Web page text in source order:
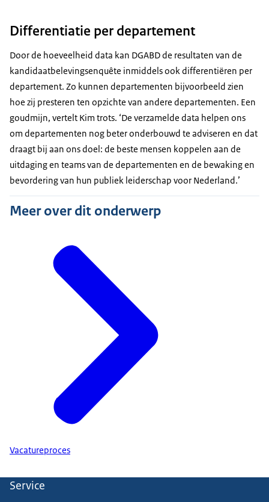
Differentiatie per departement
Door de hoeveelheid data kan DGABD de resultaten van de
kandidaatbelevingsenquête inmiddels ook differentiëren per
departement. Zo kunnen departementen bijvoorbeeld zien
hoe zij presteren ten opzichte van andere departementen. Een
goudmijn, vertelt Kim trots. ‘De verzamelde data helpen ons
om departementen nog beter onderbouwd te adviseren en dat
draagt bij aan ons doel: de beste mensen koppelen aan de
uitdaging en teams van de departementen en de bewaking en
bevordering van hun publiek leiderschap voor Nederland.’
Meer over dit onderwerp
Vacatureproces
Service